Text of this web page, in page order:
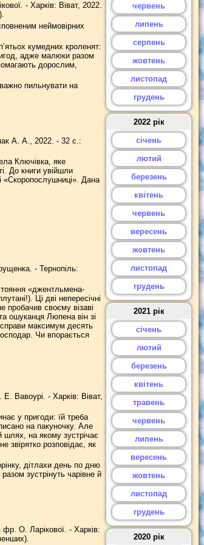
червень
липень
серпень
жовтень
листопад
грудень
2022 рік
січень
лютий
березень
квітень
червень
вересень
жовтень
листопад
грудень
2021 рік
січень
лютий
березень
квітень
травень
червень
липень
вересень
жовтень
листопад
грудень
2020 рік
- Харків: Віват, 2022.
неймовірних
кумедних кроленят:
адже малюки разом
дорослим,
пильнувати на
А. А., 2022. - 32 с.:
Ключівка, яке
До книги увійшли
«Скоропослушниці». Дана
- Тернопіль:
«джентльмена-
Ці дві непересічні
своєму візаві
ошуканця Люпена він зі
максимум десять
Чи впорається
Вавоурі. - Харків: Віват,
у пригоди: їй треба
на пакуночку. Але
шлях, на якому зустрічає
звірятко розповідає, як
дітлахи день по дню
зустрінуть чарівне й
О. Ларікової. - Харків: